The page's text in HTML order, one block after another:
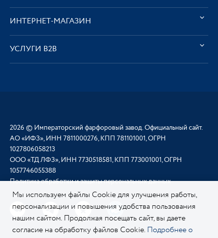
ИНТЕРНЕТ-МАГАЗИН
УСЛУГИ В2В
2026 © Императорский фарфоровый завод. Официальный сайт.
АО «ИФЗ», ИНН 7811000276, КПП 781101001, ОГРН
1027806058213
ООО «ТД ЛФЗ», ИНН 7730518581, КПП 773001001, ОГРН
1057746055388
Политика обработки и защиты персональных данных
Мы используем файлы Cookie для улучшения работы,
персонализации и повышения удобства пользования
нашим сайтом. Продолжая посещать сайт, вы даете
согласие на обработку файлов Cookie. Подробнее о